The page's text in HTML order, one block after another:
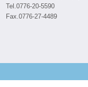
Tel.0776-20-5590
Fax.0776-27-4489